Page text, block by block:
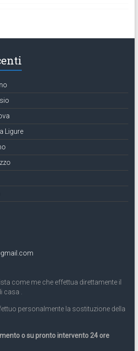
Ligure
come me che effettua direttamente il
casa .
personalmente la sostituzione della
o su pronto intervento 24 ore